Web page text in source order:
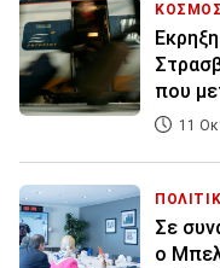
ΚΟΣΜΟΣ
που
11
Σε
ο